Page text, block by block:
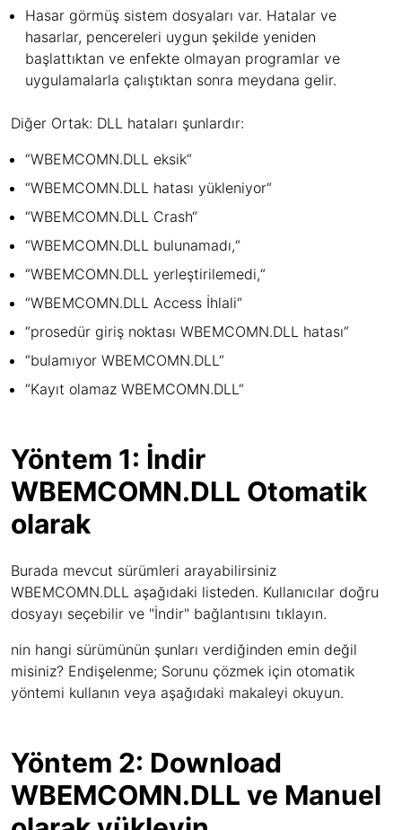
Hasar görmüş sistem dosyaları var. Hatalar ve
hasarlar, pencereleri uygun şekilde yeniden
başlattıktan ve enfekte olmayan programlar ve
uygulamalarla çalıştıktan sonra meydana gelir.
Diğer Ortak: DLL hataları şunlardır:
“WBEMCOMN.DLL eksik“
“WBEMCOMN.DLL hatası yükleniyor“
“WBEMCOMN.DLL Crash“
“WBEMCOMN.DLL bulunamadı,“
“WBEMCOMN.DLL yerleştirilemedi,“
“WBEMCOMN.DLL Access İhlali“
“prosedür giriş noktası WBEMCOMN.DLL hatası“
“bulamıyor WBEMCOMN.DLL“
“Kayıt olamaz WBEMCOMN.DLL“
Yöntem 1: İndir
WBEMCOMN.DLL Otomatik
olarak
Burada mevcut sürümleri arayabilirsiniz
WBEMCOMN.DLL aşağıdaki listeden. Kullanıcılar doğru
dosyayı seçebilir ve "İndir" bağlantısını tıklayın.
nin hangi sürümünün şunları verdiğinden emin değil
misiniz? Endişelenme; Sorunu çözmek için otomatik
yöntemi kullanın veya aşağıdaki makaleyi okuyun.
Yöntem 2: Download
WBEMCOMN.DLL ve Manuel